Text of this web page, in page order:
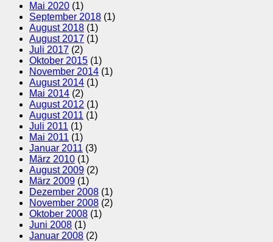
Mai 2020 (1)
September 2018 (1)
August 2018 (1)
August 2017 (1)
Juli 2017 (2)
Oktober 2015 (1)
November 2014 (1)
August 2014 (1)
Mai 2014 (2)
August 2012 (1)
August 2011 (1)
Juli 2011 (1)
Mai 2011 (1)
Januar 2011 (3)
März 2010 (1)
August 2009 (2)
März 2009 (1)
Dezember 2008 (1)
November 2008 (2)
Oktober 2008 (1)
Juni 2008 (1)
Januar 2008 (2)